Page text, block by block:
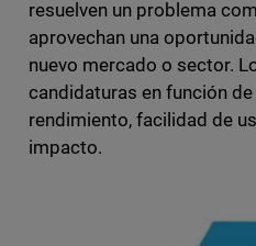
resuelven un problema
aprovechan una
nuevo mercado o sector.
candidaturas en función
rendimiento, facilidad de
impacto.